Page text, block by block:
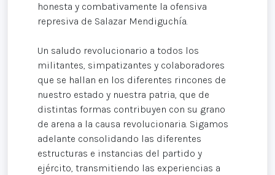
honesta y combativamente la ofensiva
represiva de Salazar Mendiguchía.
Un saludo revolucionario a todos los
militantes, simpatizantes y colaboradores
que se hallan en los diferentes rincones de
nuestro estado y nuestra patria, que de
distintas formas contribuyen con su grano
de arena a la causa revolucionaria. Sigamos
adelante consolidando las diferentes
estructuras e instancias del partido y
ejército, transmitiendo las experiencias a